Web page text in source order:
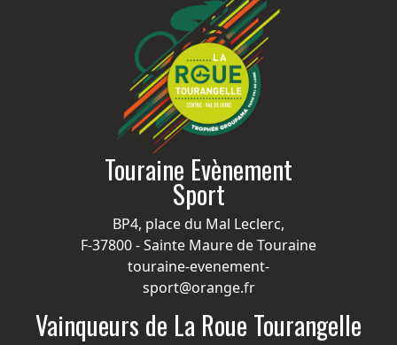
Touraine Evènement
Sport
BP4, place du Mal Leclerc,
F-37800 - Sainte Maure de Touraine
touraine-evenement-
sport@orange.fr
Vainqueurs de La Roue Tourangelle